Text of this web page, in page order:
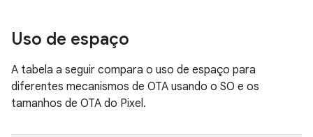
Uso de espaço
A tabela a seguir compara o uso de espaço para
diferentes mecanismos de OTA usando o SO e os
tamanhos de OTA do Pixel.